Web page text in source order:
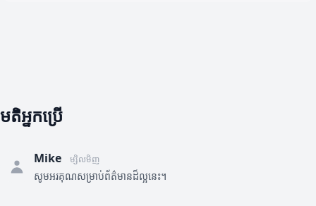
មតិអ្នកប្រើ
Mike ម្សិលមិញ
សូមអរគុណសម្រាប់ព័ត៌មានដ៏ល្អនេះ។